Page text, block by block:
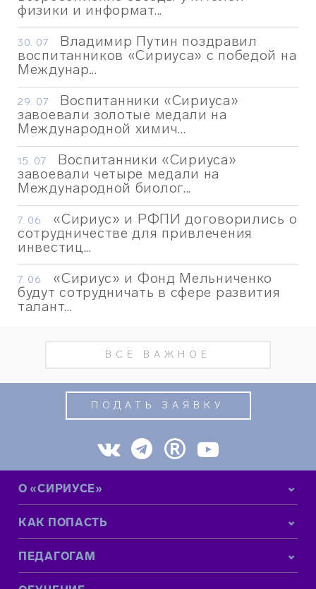
физики и информат...
30. 07
Владимир Путин поздравил
воспитанников «Сириуса» с победой на
Междунар...
29. 07
Воспитанники «Сириуса»
завоевали золотые медали на
Международной химич...
15. 07
Воспитанники «Сириуса»
завоевали четыре медали на
Международной биолог...
7. 06
«Сириус» и РФПИ договорились о
сотрудничестве для привлечения
инвестиц...
7. 06
«Сириус» и Фонд Мельниченко
будут сотрудничать в сфере развития
талант...
ВСЕ ВАЖНОЕ
ПОДАТЬ ЗАЯВКУ
О «СИРИУСЕ»
КАК ПОПАСТЬ
ПЕДАГОГАМ